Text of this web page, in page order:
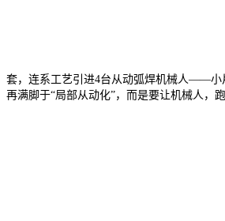
套，连系工艺引进4台从动弧焊机械人——小
再满脚于“局部从动化”，而是要让机械人，